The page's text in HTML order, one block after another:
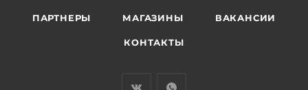
ПАРТНЕРЫ МАГАЗИНЫ ВАКАНСИИ
КОНТАКТЫ